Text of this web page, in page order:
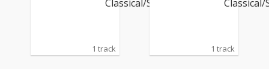
1 track 1 track